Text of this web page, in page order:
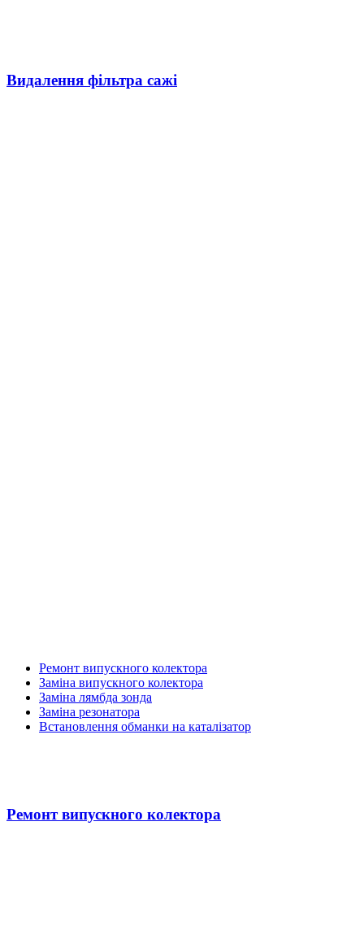
Видалення фільтра сажі
Ремонт випускного колектора
Заміна випускного колектора
Заміна лямбда зонда
Заміна резонатора
Встановлення обманки на каталізатор
Ремонт випускного колектора